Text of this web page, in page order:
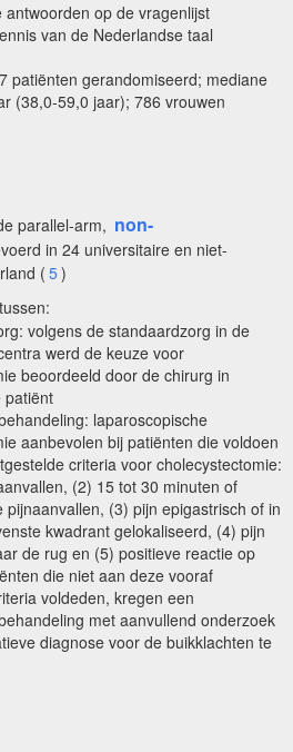
antwoorden op de vragenlijst
van de Nederlandse taal
patiënten gerandomiseerd; mediane
(38,0-59,0 jaar); 786 vrouwen
parallel-arm, non-
in 24 universitaire en niet-
( 5)
tussen:
volgens de standaardzorg in de
werd de keuze voor
beoordeeld door de chirurg in
patiënt
laparoscopische
aanbevolen bij patiënten die voldoen
criteria voor cholecystectomie:
(2) 15 tot 30 minuten of
pijnaanvallen, (3) pijn epigastrisch of in
kwadrant gelokaliseerd, (4) pijn
de rug en (5) positieve reactie op
die niet aan deze vooraf
voldeden, kregen een
met aanvullend onderzoek
diagnose voor de buikklachten te